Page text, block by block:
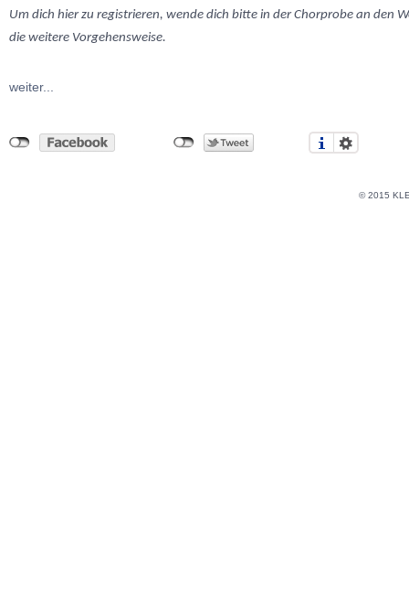
Um dich hier zu registrieren, wende dich bitte in der Chorprobe an den
die weitere Vorgehensweise.
weiter...
© 2015